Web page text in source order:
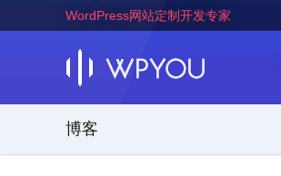
WordPress网站定制开发专家
博客